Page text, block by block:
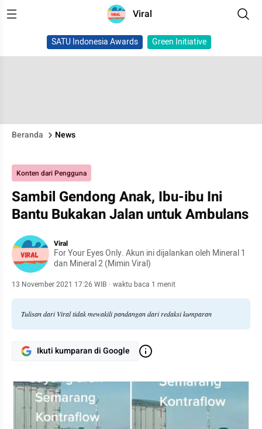
Viral
SATU Indonesia Awards Green Initiative
Beranda News
Konten dari Pengguna
Sambil Gendong Anak, Ibu-ibu Ini
Bantu Bukakan Jalan untuk Ambulans
Viral
For Your Eyes Only. Akun ini dijalankan oleh Mineral 1
dan Mineral 2 (Mimin Viral)
13 November 2021 17:26 WIB · waktu baca 1 menit
Tulisan dari Viral tidak mewakili pandangan dari redaksi kumparan
Ikuti kumparan di Google